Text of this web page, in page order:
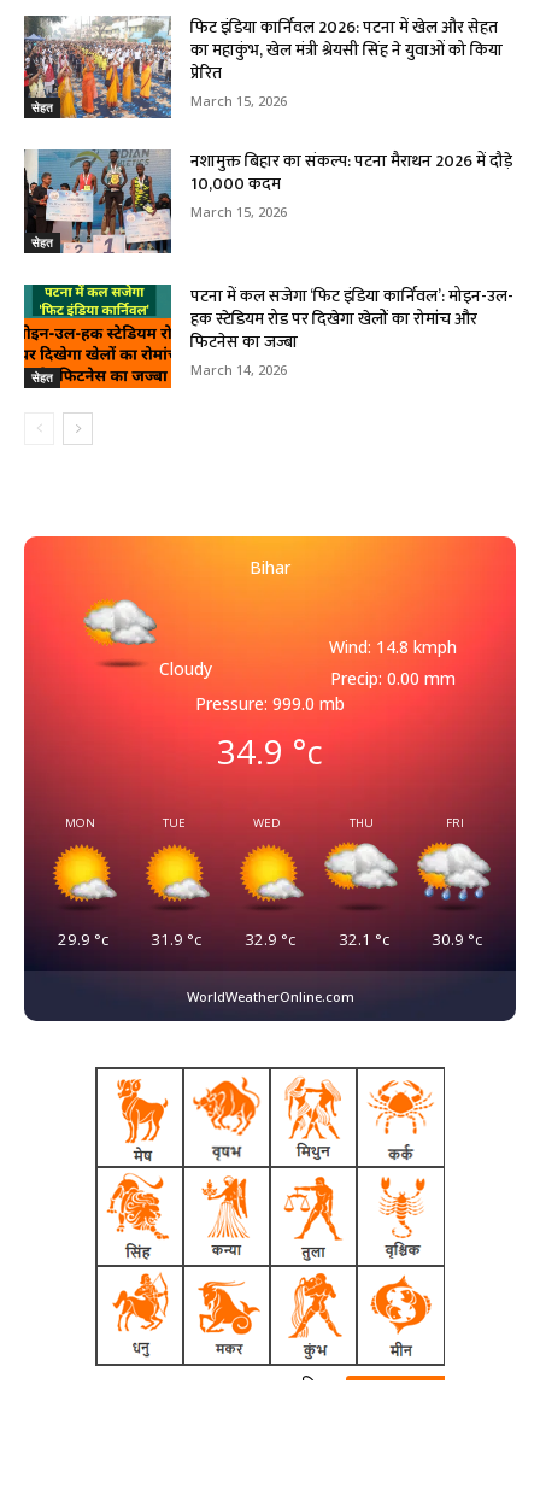
सेहत
फिट इंडिया कार्निवल 2026: पटना में खेल और सेहत
का महाकुंभ, खेल मंत्री श्रेयसी सिंह ने युवाओं को किया
प्रेरित
March 15, 2026
सेहत
नशामुक्त बिहार का संकल्प: पटना मैराथन 2026 में दौड़े
10,000 कदम
March 15, 2026
सेहत
पटना में कल सजेगा ‘फिट इंडिया कार्निवल’: मोइन-उल-
हक स्टेडियम रोड पर दिखेगा खेलों का रोमांच और
फिटनेस का जज्बा
March 14, 2026
Bihar
Cloudy
Wind: 14.8 kmph
Precip: 0.00 mm
Pressure: 999.0 mb
34.9 °c
MON
29.9 °c
TUE
31.9 °c
WED
32.9 °c
THU
32.1 °c
FRI
30.9 °c
WorldWeatherOnline.com